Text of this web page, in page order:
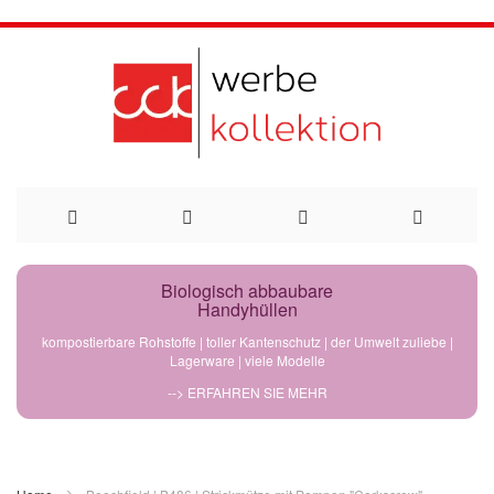
Direkt
Biologisch abbaubare
Handyhüllen
kompostierbare Rohstoffe | toller Kantenschutz | der Umwelt zuliebe |
Lagerware | viele Modelle
--> ERFAHREN SIE MEHR